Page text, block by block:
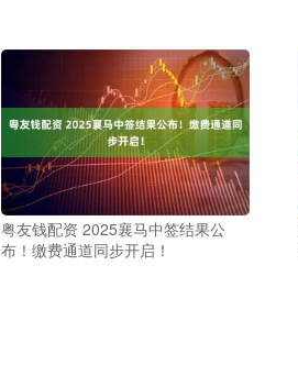
粤友钱配资 2025襄马中签结果公
布！缴费通道同步开启！